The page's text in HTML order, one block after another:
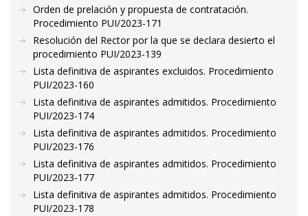
Orden de prelación y propuesta de contratación.
Procedimiento PUI/2023-171
Resolución del Rector por la que se declara desierto el
procedimiento PUI/2023-139
Lista definitiva de aspirantes excluidos. Procedimiento
PUI/2023-160
Lista definitiva de aspirantes admitidos. Procedimiento
PUI/2023-174
Lista definitiva de aspirantes admitidos. Procedimiento
PUI/2023-176
Lista definitiva de aspirantes admitidos. Procedimiento
PUI/2023-177
Lista definitiva de aspirantes admitidos. Procedimiento
PUI/2023-178